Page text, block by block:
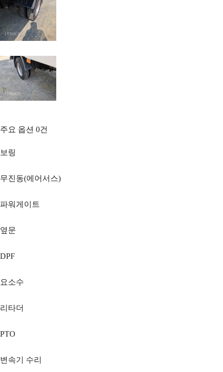
주요 옵션 0건
보링
무진동(에어서스)
파워게이트
옆문
DPF
요소수
리타더
PTO
변속기 수리